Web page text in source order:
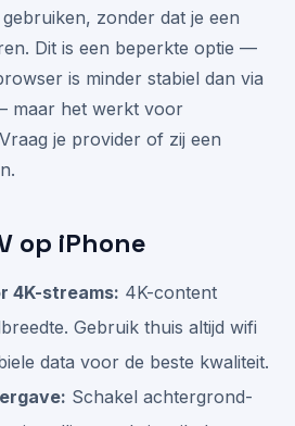
zonder dat je een
Dit is een beperkte optie —
is minder stabiel dan via
maar het werkt voor
je provider of zij een
op iPhone
4K-streams: 4K-content
Gebruik thuis altijd wifi
data voor de beste kwaliteit.
Schakel achtergrond-